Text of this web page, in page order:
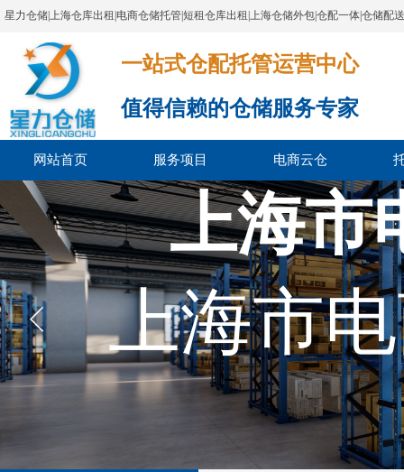
星力仓储|上海仓库出租|电商仓储托管|短租仓库出租|上海仓储外包|仓配一体|仓储配
一站式仓配托管运营中心​​​​​​​​​​​​​​​​​
值得信赖的仓储服务专家
网站首页 服务项目 电商云仓
上海市
上海市